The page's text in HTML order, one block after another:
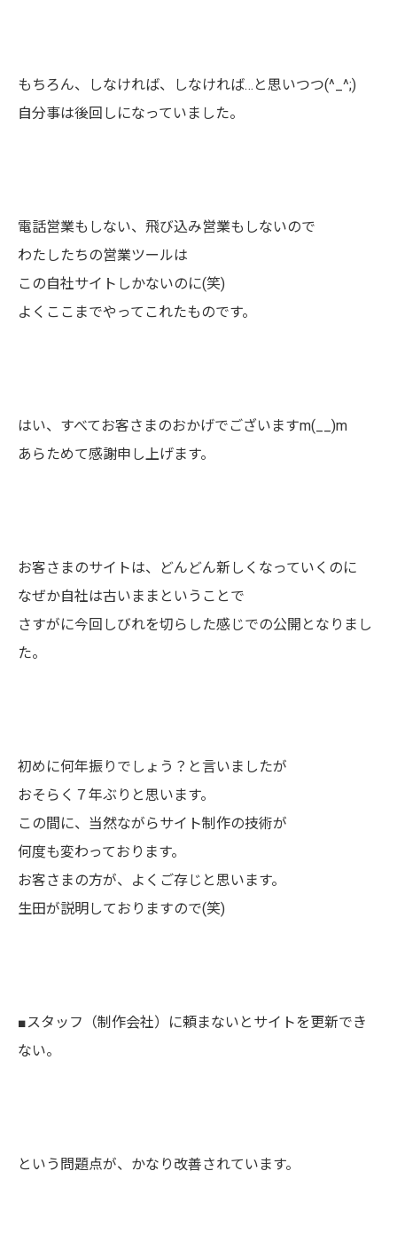
もちろん、しなければ、しなければ…と思いつつ(^_^;)
自分事は後回しになっていました。
電話営業もしない、飛び込み営業もしないので
わたしたちの営業ツールは
この自社サイトしかないのに(笑)
よくここまでやってこれたものです。
はい、すべてお客さまのおかげでございますm(__)m
あらためて感謝申し上げます。
お客さまのサイトは、どんどん新しくなっていくのに
なぜか自社は古いままということで
さすがに今回しびれを切らした感じでの公開となりまし
た。
初めに何年振りでしょう？と言いましたが
おそらく７年ぶりと思います。
この間に、当然ながらサイト制作の技術が
何度も変わっております。
お客さまの方が、よくご存じと思います。
生田が説明しておりますので(笑)
■スタッフ（制作会社）に頼まないとサイトを更新でき
ない。
という問題点が、かなり改善されています。